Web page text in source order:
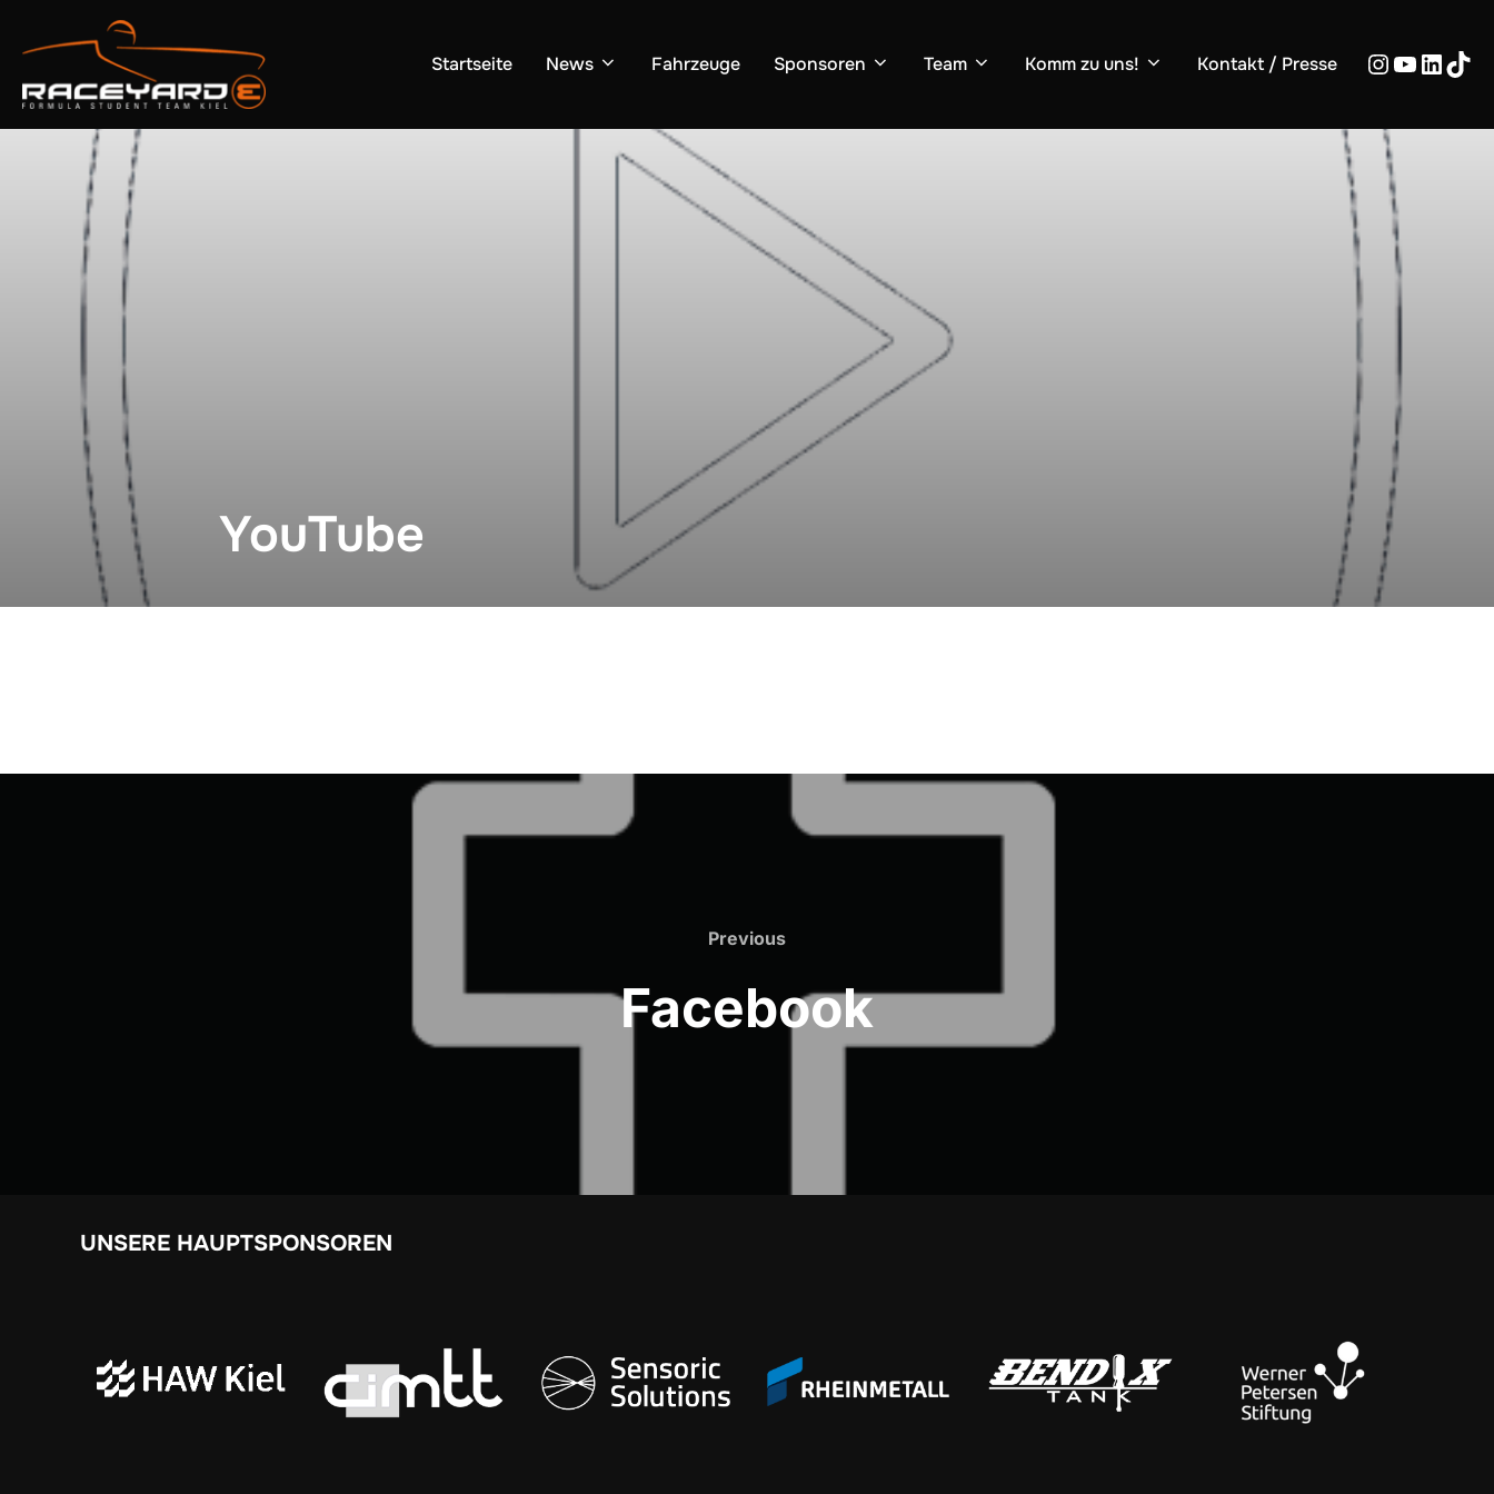
Startseite News Fahrzeuge Sponsoren Team Komm zu uns! Kontakt / Presse
YouTube
Previous
Facebook
UNSERE HAUPTSPONSOREN